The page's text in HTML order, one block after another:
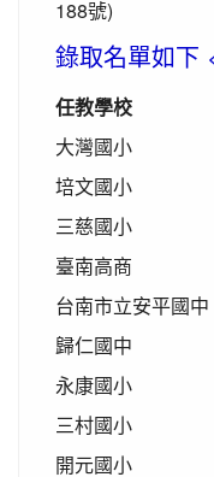
188號)
錄取名單如下
任教學校
大灣國小
培文國小
三慈國小
臺南高商
台南市立安平國中
歸仁國中
永康國小
三村國小
開元國小